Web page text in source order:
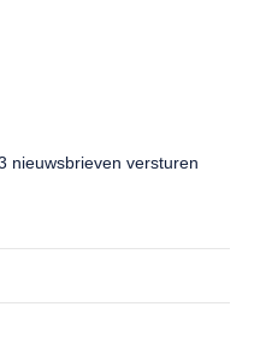
nieuwsbrieven versturen